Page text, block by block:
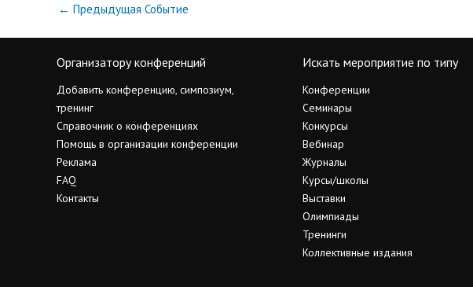
← Предыдущая Событие
Организатору конференций
Добавить конференцию, симпозиум,
тренинг
Справочник о конференциях
Помощь в организации конференции
Реклама
FAQ
Контакты
Искать мероприятие по типу
Конференции
Семинары
Конкурсы
Вебинар
Журналы
Курсы/школы
Выставки
Олимпиады
Тренинги
Коллективные издания